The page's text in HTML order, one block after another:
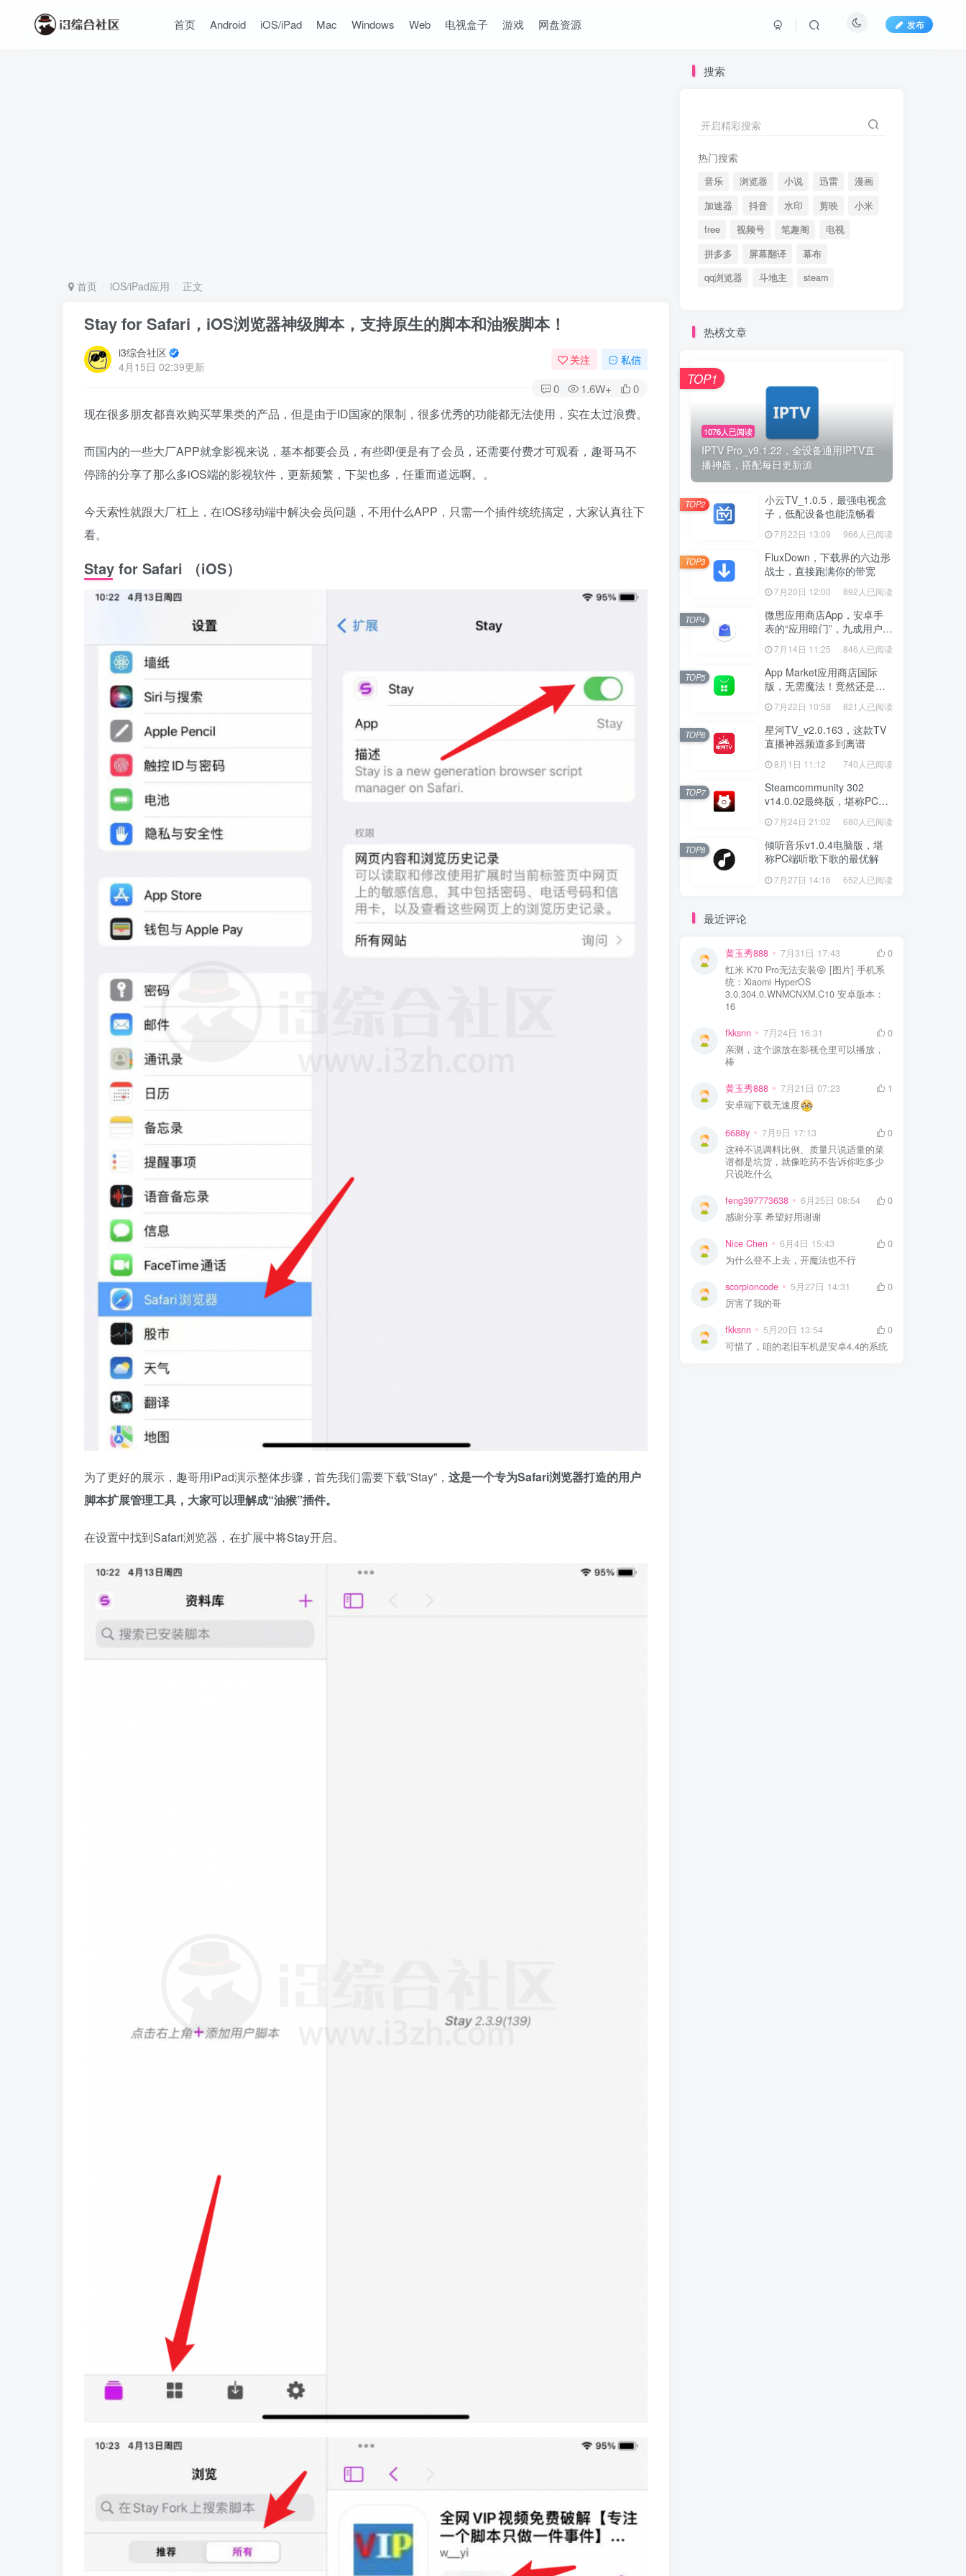
首页 Android iOS/iPad Mac Windows Web 电视盒子 游戏 网盘资源 发布
首页 iOS/iPad应用 正文
Stay for Safari，iOS浏览器神级脚本，支持原生的脚本和油猴脚本！
i3综合社区
4月15日 02:39更新
关注 私信
0 1.6W+ 0
现在很多朋友都喜欢购买苹果类的产品，但是由于ID国家的限制，很多优秀的功能都无法使用，实在太过浪费。
而国内的一些大厂APP就拿影视来说，基本都要会员，有些即便是有了会员，还需要付费才可观看，趣哥马不
停蹄的分享了那么多iOS端的影视软件，更新频繁，下架也多，任重而道远啊。。
今天索性就跟大厂杠上，在iOS移动端中解决会员问题，不用什么APP，只需一个插件统统搞定，大家认真往下
看。
Stay for Safari （iOS）
为了更好的展示，趣哥用iPad演示整体步骤，首先我们需要下载”Stay”， 这是一个专为Safari浏览器打造的用户
脚本扩展管理工具，大家可以理解成“油猴”插件。
在设置中找到Safari浏览器，在扩展中将Stay开启。
搜索
开启精彩搜索
热门搜索
音乐 浏览器 小说 迅雷
漫画
加速器
抖音 水印 剪映
小米
free
视频号 笔趣阁
电视
拼多多
屏幕翻译
幕布
qq浏览器
斗地主 steam
热榜文章
1076人已阅读
IPTV Pro_v9.1.22，全设备通用IPTV直
播神器，搭配每日更新源
TOP1
小云TV_1.0.5，最强电视盒
子，低配设备也能流畅看
7月22日 13:09 966人已阅读
TOP2
FluxDown，下载界的六边形
战士，直接跑满你的带宽
7月20日 12:00 892人已阅读
TOP3
微思应用商店App，安卓手
表的“应用暗门”，九成用户还
没发现
7月14日 11:25 846人已阅读
TOP4
App Market应用商店国际
版，无需魔法！竟然还是大
厂出品？
7月22日 10:58 821人已阅读
TOP5
星河TV_v2.0.163，这款TV
直播神器频道多到离谱
8月1日 11:12 740人已阅读
TOP6
Steamcommunity 302
v14.0.02最终版，堪称PC玩
家必备的网络工具箱
7月24日 21:02 680人已阅读
TOP7
倾听音乐v1.0.4电脑版，堪
称PC端听歌下歌的最优解
7月27日 14:16 652人已阅读
TOP8
最近评论
黄玉秀888 7月31日 17:43
0
红米 K70 Pro无法安装😝 [图片] 手机系
统：Xiaomi HyperOS
3.0.304.0.WNMCNXM.C10 安卓版本：
16
fkksnn 7月24日 16:31
0
亲测，这个源放在影视仓里可以播放，
棒
黄玉秀888 7月21日 07:23
1
安卓端下载无速度
6688y 7月9日 17:13
0
这种不说调料比例、质量只说适量的菜
谱都是坑货，就像吃药不告诉你吃多少
只说吃什么
feng397773638 6月25日 08:54
0
感谢分享 希望好用谢谢
Nice Chen 6月4日 15:43
0
为什么登不上去，开魔法也不行
scorpioncode 5月27日 14:31
0
厉害了我的哥
fkksnn 5月20日 13:54
0
可惜了，咱的老旧车机是安卓4.4的系统